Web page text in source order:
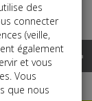
r
des
connecter
(veille,
également
et vous
Vous
que nous